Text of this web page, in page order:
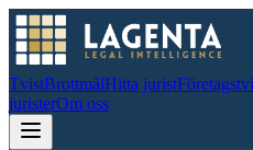
TvistBrottmålHitta jurist
juristerOm oss